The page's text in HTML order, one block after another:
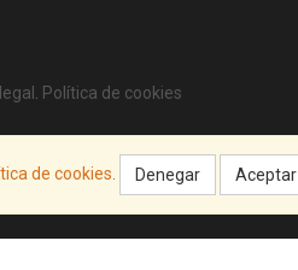
Política de cookies
de cookies Denegar Aceptar